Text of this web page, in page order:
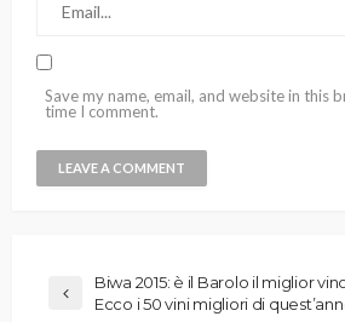
Save my name, email, and website in this
time I comment.
Biwa 2015: è il Barolo il miglior vino
Ecco i 50 vini migliori di